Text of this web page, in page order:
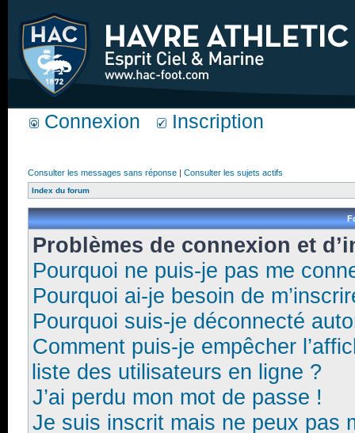
Connexion Inscription
Consulter les messages sans réponse | Consulter les sujets actifs
Index du forum
Problèmes de connexion et
Pourquoi ne puis-je pas me
Pourquoi ai-je besoin de
Pourquoi suis-je déconnecté
Comment puis-je empêcher
liste des utilisateurs en ligne ?
J’ai perdu mon mot de passe !
Je suis inscrit mais ne peux pas